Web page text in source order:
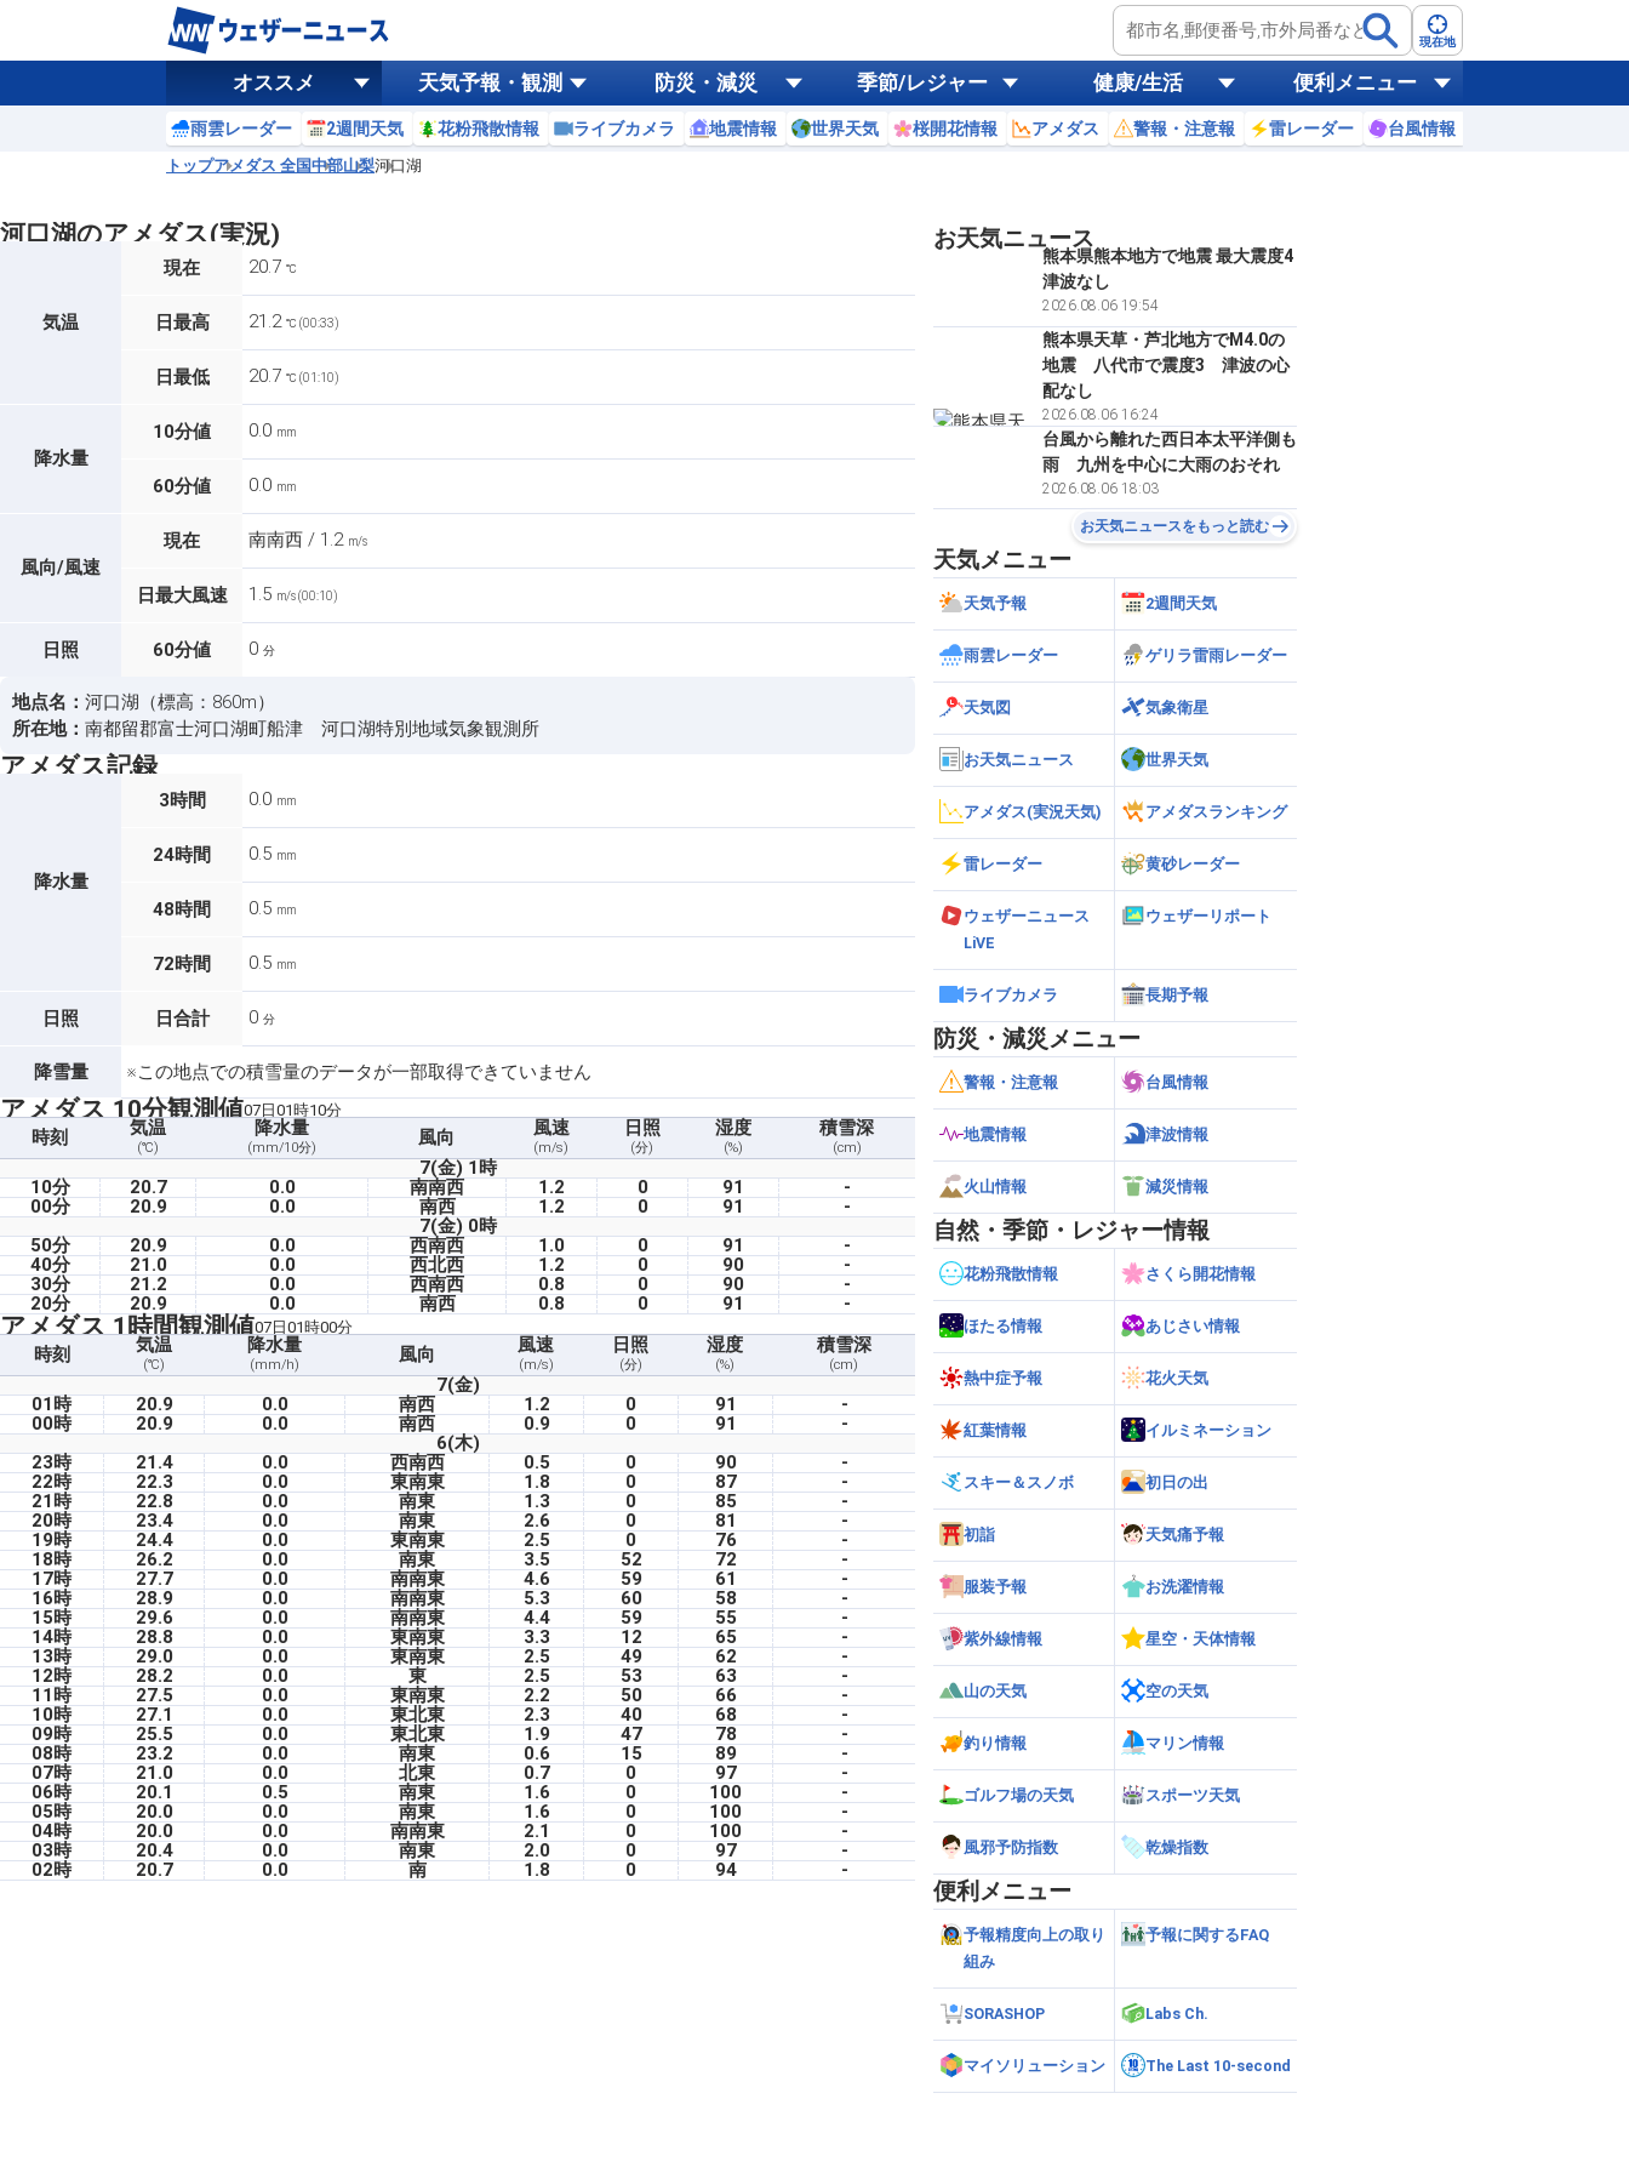
現在地
オススメ 天気予報・観測 防災・減災 季節/レジャー 健康/生活 便利メニュー
雨雲レーダー 2週間天気 花粉飛散情報 ライブカメラ 地震情報 世界天気 桜開花情報 アメダス 警報・注意報 雷レーダー 台風情報
トップアメダス 全国中部山梨河口湖
河口湖のアメダス(実況)
気温
現在 20.7 ℃
日最高 21.2 ℃ (00:33)
日最低 20.7 ℃ (01:10)
降水量
10分値 0.0 mm
60分値 0.0 mm
風向/風速
現在 南南西 / 1.2 m/s
日最大風速 1.5 m/s (00:10)
日照 60分値 0 分
地点名： 河口湖（標高：860m）
所在地： 南都留郡富士河口湖町船津 河口湖特別地域気象観測所
アメダス記録
降水量
3時間 0.0 mm
24時間 0.5 mm
48時間 0.5 mm
72時間 0.5 mm
日照 日合計 0 分
降雪量 ※この地点での積雪量のデータが一部取得できていません
アメダス 10分観測値07日01時10分
時刻 気温
(℃)
降水量
(mm/10分) 風向 風速
(m/s)
日照
(分)
湿度
(%)
積雪深
(cm)
7(金) 1時
10分
20.7 0.0 南南西 1.2 0 91
-
00分
20.9 0.0 南西 1.2 0 91
-
7(金) 0時
50分
20.9 0.0 西南西 1.0 0 91
-
40分
21.0 0.0 西北西 1.2 0 90
-
30分
21.2 0.0 西南西 0.8 0 90
-
20分
20.9 0.0 南西 0.8 0 91 -
アメダス 1時間観測値07日01時00分
時刻 気温
(℃)
降水量
(mm/h) 風向 風速
(m/s)
日照
(分)
湿度
(%)
積雪深
(cm)
7(金)
01時
20.9 0.0 南西 1.2 0 91
-
00時
20.9 0.0 南西 0.9 0 91
-
6(木)
23時
21.4 0.0 西南西 0.5 0 90
-
22時
22.3 0.0 東南東 1.8 0 87
-
21時
22.8 0.0 南東 1.3 0 85
-
20時
23.4 0.0 南東 2.6 0 81
-
19時
24.4 0.0 東南東 2.5 0 76
-
18時
26.2 0.0 南東 3.5 52 72
-
17時
27.7 0.0 南南東 4.6 59 61
-
16時
28.9 0.0 南南東 5.3 60 58
-
15時
29.6 0.0 南南東 4.4 59 55
-
14時
28.8 0.0 東南東 3.3 12 65
-
13時
29.0 0.0 東南東 2.5 49 62
-
12時
28.2 0.0 東 2.5 53 63
-
11時
27.5 0.0 東南東 2.2 50 66
-
10時
27.1 0.0 東北東 2.3 40 68
-
09時
25.5 0.0 東北東 1.9 47 78
-
08時
23.2 0.0 南東 0.6 15 89
-
07時
21.0 0.0 北東 0.7 0 97
-
06時
20.1 0.5 南東 1.6 0 100
-
05時
20.0 0.0 南東 1.6 0 100
-
04時
20.0 0.0 南南東 2.1 0 100
-
03時
20.4 0.0 南東 2.0 0 97
-
02時
20.7 0.0 南 1.8 0 94 -
お天気ニュース
熊本県熊本地方で地震 最大震度4
津波なし
2026.08.06 19:54
熊本県天草・芦北地方でM4.0の
地震 八代市で震度3 津波の心
配なし
2026.08.06 16:24
台風から離れた西日本太平洋側も
雨 九州を中心に大雨のおそれ
2026.08.06 18:03
お天気ニュースをもっと読む
天気メニュー
天気予報 2週間天気
雨雲レーダー ゲリラ雷雨レーダー
天気図 気象衛星
お天気ニュース 世界天気
アメダス(実況天気) アメダスランキング
雷レーダー 黄砂レーダー
ウェザーニュース
LiVE
ウェザーリポート
ライブカメラ 長期予報
防災・減災メニュー
警報・注意報 台風情報
地震情報 津波情報
火山情報 減災情報
自然・季節・レジャー情報
花粉飛散情報 さくら開花情報
ほたる情報 あじさい情報
熱中症予報 花火天気
紅葉情報 イルミネーション
スキー＆スノボ 初日の出
初詣 天気痛予報
服装予報 お洗濯情報
紫外線情報 星空・天体情報
山の天気 空の天気
釣り情報 マリン情報
ゴルフ場の天気 スポーツ天気
風邪予防指数 乾燥指数
便利メニュー
予報精度向上の取り
組み
予報に関するFAQ
SORASHOP Labs Ch.
マイソリューション The Last 10-second